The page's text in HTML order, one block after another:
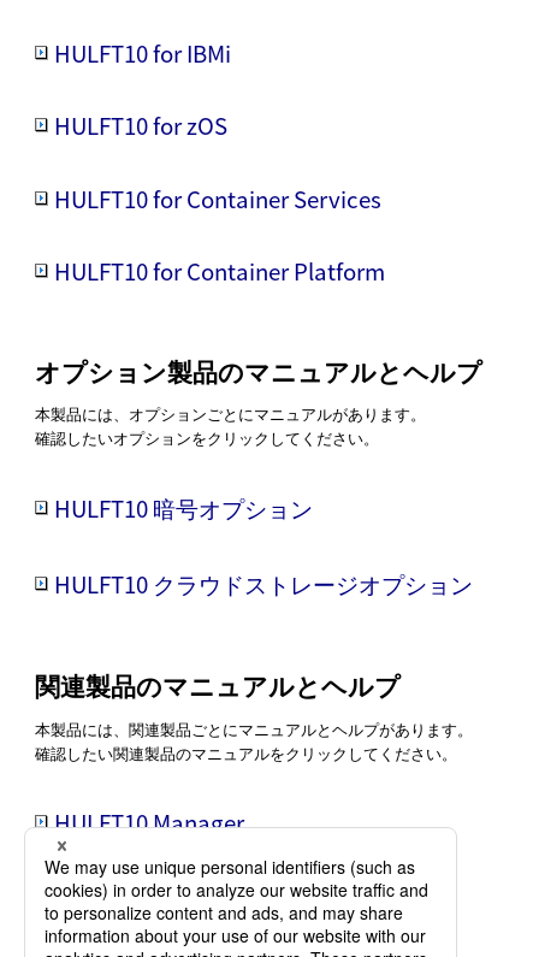
HULFT10 for IBMi
HULFT10 for zOS
HULFT10 for Container Services
HULFT10 for Container Platform
オプション製品のマニュアルとヘルプ
本製品には、オプションごとにマニュアルがあります。
確認したいオプションをクリックしてください。
HULFT10 暗号オプション
HULFT10 クラウドストレージオプション
関連製品のマニュアルとヘルプ
本製品には、関連製品ごとにマニュアルとヘルプがあります。
確認したい関連製品のマニュアルをクリックしてください。
HULFT10 Manager
HULFT10 Smart Proxy